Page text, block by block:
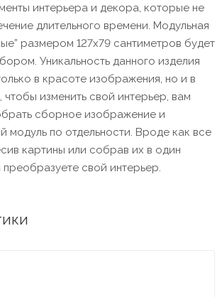
интерьера и декора, которые не
длительного времени. Модульная
размером 127х79 сантиметров будет
Уникальность данного изделия
в красоте изображения, но и в
чтобы изменить свой интерьер, вам
сборное изображение и
модуль по отдельности. Вроде как все
картины или собрав их в один
свой интерьер.